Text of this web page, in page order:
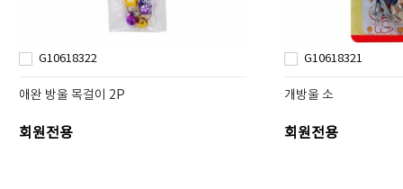
G10618322
애완 방울 목걸이 2P
회원전용
G10618321
개방울 소
회원전용